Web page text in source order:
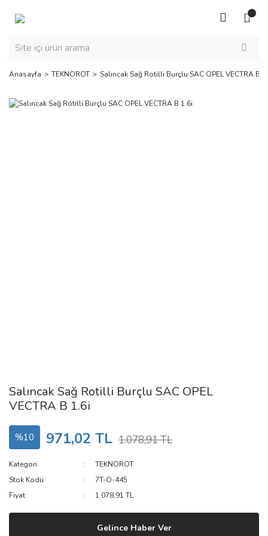
Anasayfa TEKNOROT Salıncak Sağ Rotilli Burçlu SAC OPEL VECTRA B
Salıncak Sağ Rotilli Burçlu SAC OPEL
VECTRA B 1.6i
%10 971,02 TL 1.078,91 TL
Kategori
TEKNOROT
Stok Kodu
7T-O-445
Fiyat
1.078,91 TL
Gelince Haber Ver